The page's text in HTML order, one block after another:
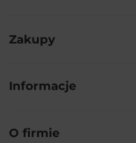
Zakupy
Informacje
O firmie